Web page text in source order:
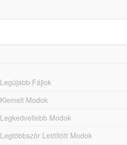
Legújabb Fájlok
Kiemelt Modok
Legkedveltebb Modok
Legtöbbször Letöltött Modok